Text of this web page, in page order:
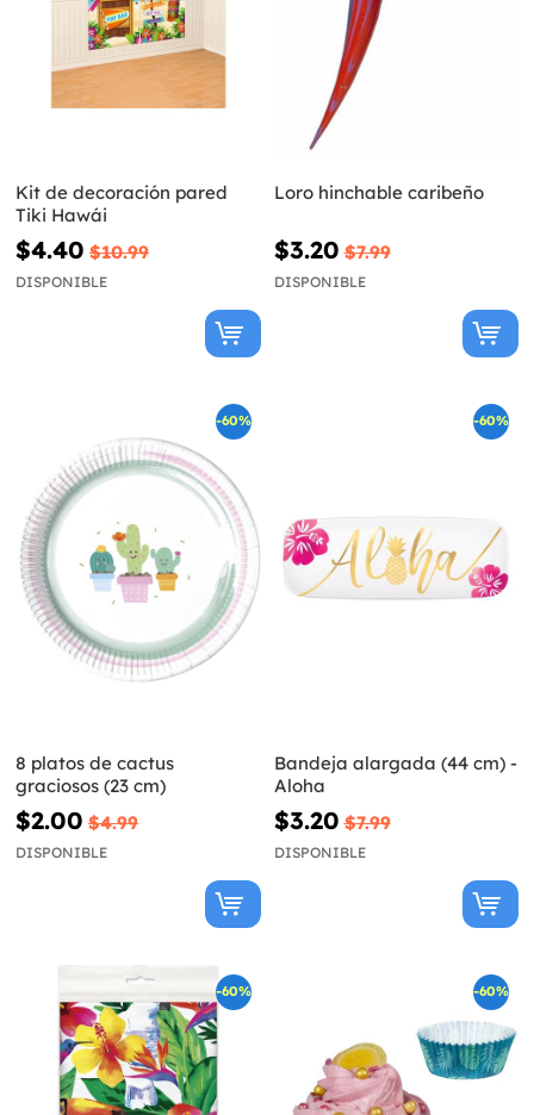
Kit de decoración pared
Tiki Hawái
$4.40 $10.99
DISPONIBLE
Loro hinchable caribeño
$3.20 $7.99
DISPONIBLE
-60%
8 platos de cactus
graciosos (23 cm)
$2.00 $4.99
DISPONIBLE
-60%
Bandeja alargada (44 cm) -
Aloha
$3.20 $7.99
DISPONIBLE
-60% -60%